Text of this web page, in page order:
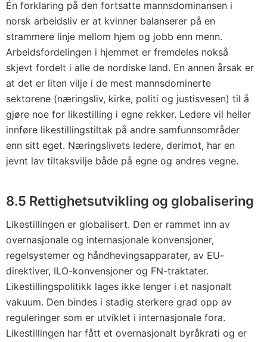
Én forklaring på den fortsatte mannsdominansen i
norsk arbeidsliv er at kvinner balanserer på en
strammere linje mellom hjem og jobb enn menn.
Arbeidsfordelingen i hjemmet er fremdeles nokså
skjevt fordelt i alle de nordiske land. En annen årsak er
at det er liten vilje i de mest mannsdominerte
sektorene (næringsliv, kirke, politi og justisvesen) til å
gjøre noe for likestilling i egne rekker. Ledere vil heller
innføre likestillingstiltak på andre samfunnsområder
enn sitt eget. Næringslivets ledere, derimot, har en
jevnt lav tiltaksvilje både på egne og andres vegne.
8.5 Rettighetsutvikling og globalisering
Likestillingen er globalisert. Den er rammet inn av
overnasjonale og internasjonale konvensjoner,
regelsystemer og håndhevingsapparater, av EU-
direktiver, ILO-konvensjoner og FN-traktater.
Likestillingspolitikk lages ikke lenger i et nasjonalt
vakuum. Den bindes i stadig sterkere grad opp av
reguleringer som er utviklet i internasjonale fora.
Likestillingen har fått et overnasjonalt byråkrati og er